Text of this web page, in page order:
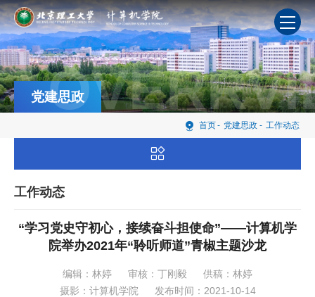
首页- 党建思政 - 工作动态
党建思政
工作动态
“学习党史守初心，接续奋斗担使命”——计算机学
院举办2021年“聆听师道”青椒主题沙龙
编辑：林婷 审核：丁刚毅
供稿：林婷
摄影：计算机学院
发布时间：2021-10-14